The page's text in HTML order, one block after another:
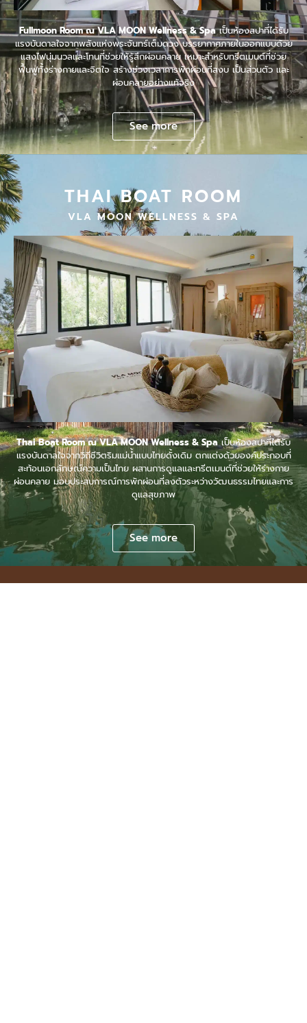
Fullmoon Room ณ VLA MOON Wellness & Spaเป็นห้องสปาที่ได้รับ
แรงบันดาลใจจากพลังแห่งพระจันทร์เต็มดวง บรรยากาศภายในออกแบบด้วย
แสงไฟนุ่มนวลและโทนที่ช่วยให้รู้สึกผ่อนคลาย เหมาะสำหรับทรีตเมนต์ที่ช่วย
ฟื้นฟูทั้งร่างกายและจิตใจ สร้างช่วงเวลาการพักผ่อนที่สงบ เป็นส่วนตัว และ
ผ่อนคลายอย่างแท้จริง
See more
THAI BOAT ROOM
VLA MOON WELLNESS & SPA
Thai Boat Room ณ VLA MOON Wellness & Spaเป็นห้องสปาที่ได้รับ
แรงบันดาลใจจากวิถีชีวิตริมแม่น้ำแบบไทยดั้งเดิม ตกแต่งด้วยองค์ประกอบที่
สะท้อนเอกลักษณ์ความเป็นไทย ผสานการดูแลและทรีตเมนต์ที่ช่วยให้ร่างกาย
ผ่อนคลาย มอบประสบการณ์การพักผ่อนที่ลงตัวระหว่างวัฒนธรรมไทยและการ
ดูแลสุขภาพ
See more